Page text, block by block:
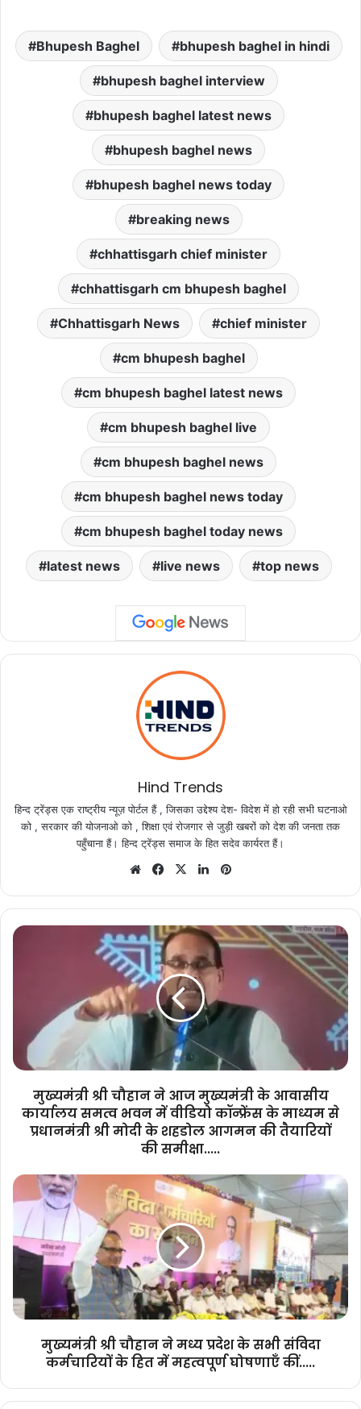
Bhupesh Baghel bhupesh baghel in hindi
bhupesh baghel interview
bhupesh baghel latest news
bhupesh baghel news
bhupesh baghel news today
breaking news
chhattisgarh chief minister
chhattisgarh cm bhupesh baghel
Chhattisgarh News chief minister
cm bhupesh baghel
cm bhupesh baghel latest news
cm bhupesh baghel live
cm bhupesh baghel news
cm bhupesh baghel news today
cm bhupesh baghel today news
latest news live news top news
Hind Trends
हिन्द ट्रेंड्स एक राष्ट्रीय न्यूज़ पोर्टल हैं , जिसका उद्देश्य देश- विदेश में हो रही सभी घटनाओ
को , सरकार की योजनाओ को , शिक्षा एवं रोजगार से जुड़ी खबरों को देश की जनता तक
पहुँचाना हैं। हिन्द ट्रेंड्स समाज के हित सदेव कार्यरत हैं।
WebsiteFacebook
X LinkedIn
मुख्यमंत्री
आवासीय
कार्यालय
वीडियो
माध्यम
से
प्रधानमंत्री
श्री
मोदी
आगमन
की
मुख्यमंत्री श्री चौहान ने आज मुख्यमंत्री के आवासीय
कार्यालय समत्व भवन में वीडियो कॉन्फ्रेंस के माध्यम से
प्रधानमंत्री श्री मोदी के शहडोल आगमन की तैयारियों
की समीक्षा.....
मुख्यमंत्री
श्री
चौहान
ने
मध्य
प्रदेश
सभी
संविदा
महत्वपूर्ण
मुख्यमंत्री श्री चौहान ने मध्य प्रदेश के सभी संविदा
कर्मचारियों के हित में महत्वपूर्ण घोषणाएँ कीं.....